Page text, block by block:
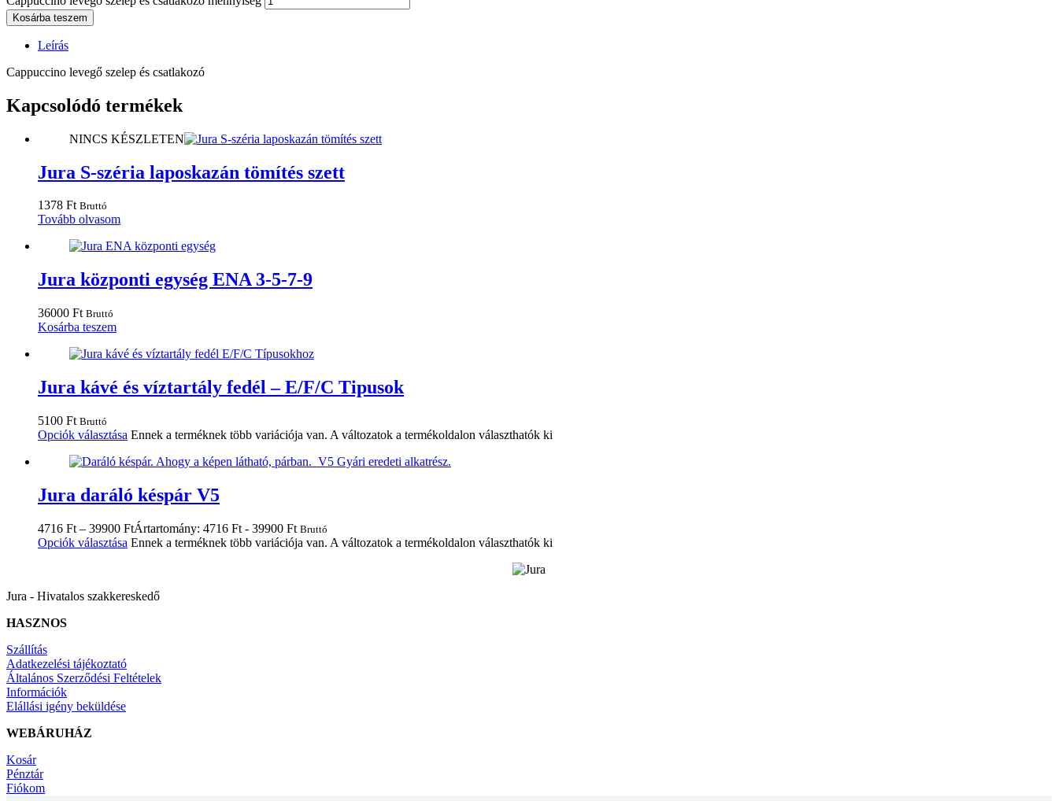
Kosárba teszem
Leírás
Cappuccino levegő szelep és csatlakozó
Kapcsolódó termékek
NINCS KÉSZLETEN
Jura S-széria laposkazán tömítés szett
1378 Ft Bruttó
Tovább olvasom
Jura központi egység ENA 3-5-7-9
36000 Ft Bruttó
Kosárba teszem
Jura kávé és víztartály fedél – E/F/C Tipusok
5100 Ft Bruttó
Opciók választása Ennek a terméknek több variációja van. A változatok a termékoldalon választhatók ki
Jura daráló késpár V5
4716 Ft – 39900 FtÁrtartomány: 4716 Ft - 39900 Ft Bruttó
Opciók választása Ennek a terméknek több variációja van. A változatok a termékoldalon választhatók ki
Jura - Hivatalos szakkereskedő
HASZNOS
Szállítás
Adatkezelési tájékoztató
Általános Szerződési Feltételek
Információk
Elállási igény beküldése
WEBÁRUHÁZ
Kosár
Pénztár
Fiókom